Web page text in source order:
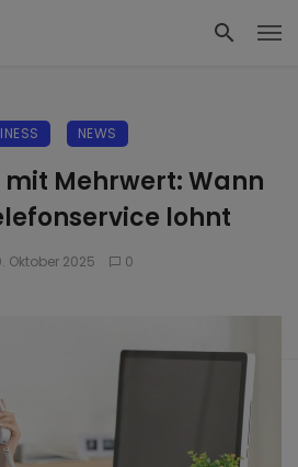
NEWS
Mehrwert: Wann
lohnt
Oktober 2025 0